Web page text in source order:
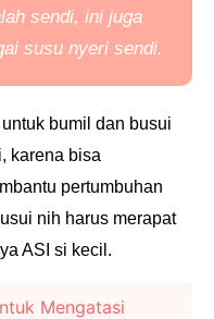
sendi, ini juga
susu nyeri sendi.
bumil dan busui
karena bisa
pertumbuhan
nih harus merapat
ASI si kecil.
Mengatasi